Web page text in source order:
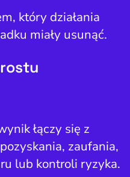
który działania
miały usunąć.
łączy się z
zaufania,
lub kontroli ryzyka.